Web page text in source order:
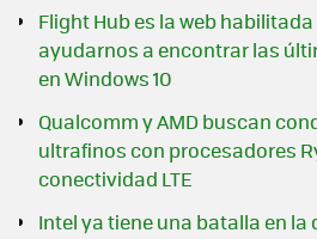
Flight Hub es la web
ayudarnos a encontrar las
en Windows 10
Qualcomm y AMD buscan
ultrafinos con procesadores
conectividad LTE
Intel ya tiene una batalla en la